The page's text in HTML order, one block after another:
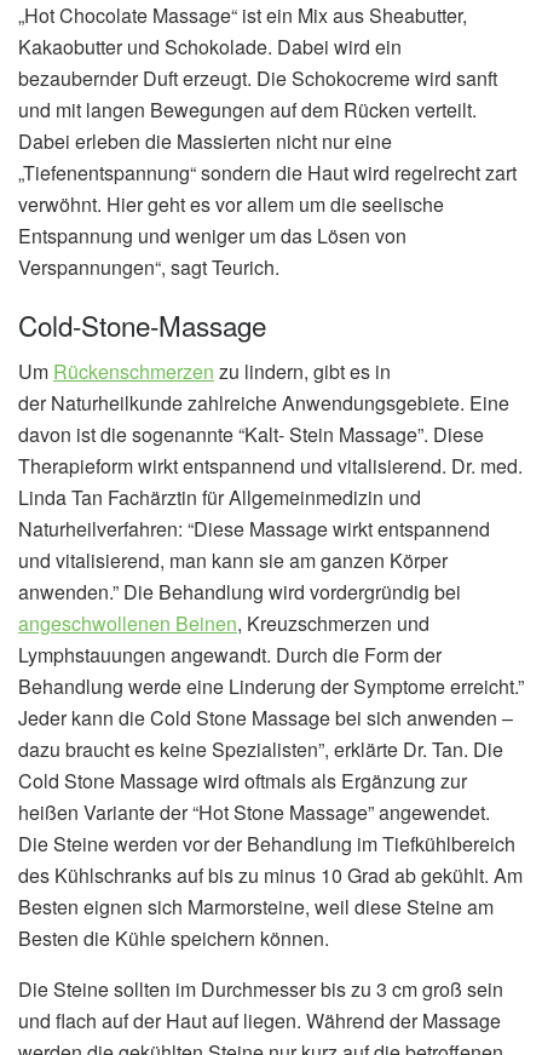
„Hot Chocolate Massage“ ist ein Mix aus Sheabutter,
Kakaobutter und Schokolade. Dabei wird ein
bezaubernder Duft erzeugt. Die Schokocreme wird sanft
und mit langen Bewegungen auf dem Rücken verteilt.
Dabei erleben die Massierten nicht nur eine
„Tiefenentspannung“ sondern die Haut wird regelrecht zart
verwöhnt. Hier geht es vor allem um die seelische
Entspannung und weniger um das Lösen von
Verspannungen“, sagt Teurich.
Cold-Stone-Massage
Um Rückenschmerzen zu lindern, gibt es in
der Naturheilkunde zahlreiche Anwendungsgebiete. Eine
davon ist die sogenannte “Kalt- Stein Massage”. Diese
Therapieform wirkt entspannend und vitalisierend. Dr. med.
Linda Tan Fachärztin für Allgemeinmedizin und
Naturheilverfahren: “Diese Massage wirkt entspannend
und vitalisierend, man kann sie am ganzen Körper
anwenden.” Die Behandlung wird vordergründig bei
angeschwollenen Beinen, Kreuzschmerzen und
Lymphstauungen angewandt. Durch die Form der
Behandlung werde eine Linderung der Symptome erreicht.”
Jeder kann die Cold Stone Massage bei sich anwenden –
dazu braucht es keine Spezialisten”, erklärte Dr. Tan. Die
Cold Stone Massage wird oftmals als Ergänzung zur
heißen Variante der “Hot Stone Massage” angewendet.
Die Steine werden vor der Behandlung im Tiefkühlbereich
des Kühlschranks auf bis zu minus 10 Grad ab gekühlt. Am
Besten eignen sich Marmorsteine, weil diese Steine am
Besten die Kühle speichern können.
Die Steine sollten im Durchmesser bis zu 3 cm groß sein
und flach auf der Haut auf liegen. Während der Massage